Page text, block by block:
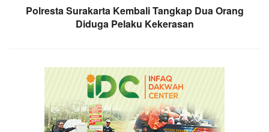
Polresta Surakarta Kembali Tangkap Dua Orang
Diduga Pelaku Kekerasan